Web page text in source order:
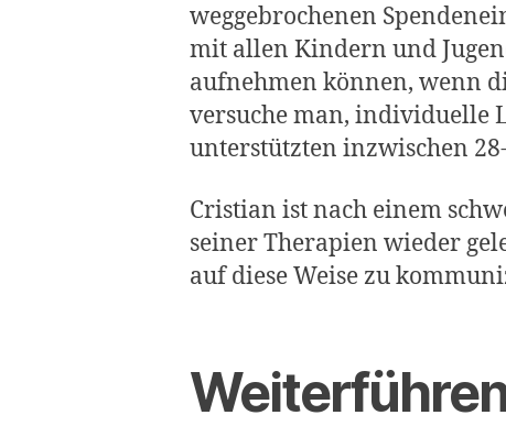
weggebrochenen
mit allen Kindern und
aufnehmen können, wenn
versuche man, individuelle
unterstützten inzwischen
Cristian ist nach einem
seiner Therapien wieder
auf diese Weise zu